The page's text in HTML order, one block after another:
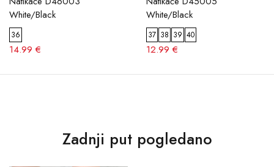
White/Black
36
14.99 €
White/Black
37 38 39 40
12.99 €
Zadnji put pogledano